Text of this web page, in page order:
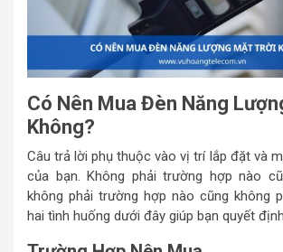
Có Nên Mua Đèn Năng
Không?
Câu trả lời phụ thuộc vào vị trí lắp đặt và
của bạn. Không phải trường hợp nào
không phải trường hợp nào cũng không
hai tình huống dưới đây giúp bạn quyết